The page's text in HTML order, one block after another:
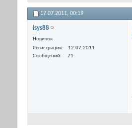
17.07.2011, 00:19
isys88
Новичок
Регистрация
12.07.2011
Сообщений
71